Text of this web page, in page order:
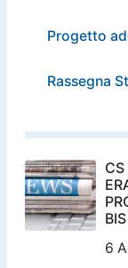
Progetto
Rassegna
6